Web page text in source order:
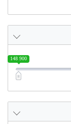
148 900